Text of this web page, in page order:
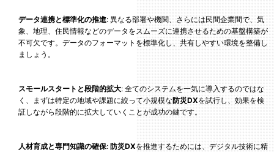
データ連携と標準化の推進: 異なる部署や機関、さらには民間企業間で、気
象、地理、住民情報などのデータをスムーズに連携させるための基盤構築が
不可欠です。データのフォーマットを標準化し、共有しやすい環境を整備し
ましょう。
スモールスタートと段階的拡大: 全てのシステムを一気に導入するのではな
く、まずは特定の地域や課題に絞って小規模な防災DXを試行し、効果を検
証しながら段階的に拡大していくことが成功の鍵です。
人材育成と専門知識の確保: 防災DXを推進するためには、デジタル技術に精